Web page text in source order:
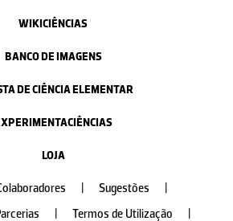
WIKICIÊNCIAS
BANCO DE IMAGENS
DE CIÊNCIA ELEMENTAR
LOJA
Sugestões
Termos de Utilização